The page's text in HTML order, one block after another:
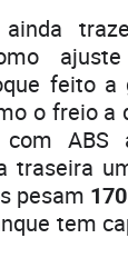
feito a
o freio a
ABS
traseira
pesam
tem